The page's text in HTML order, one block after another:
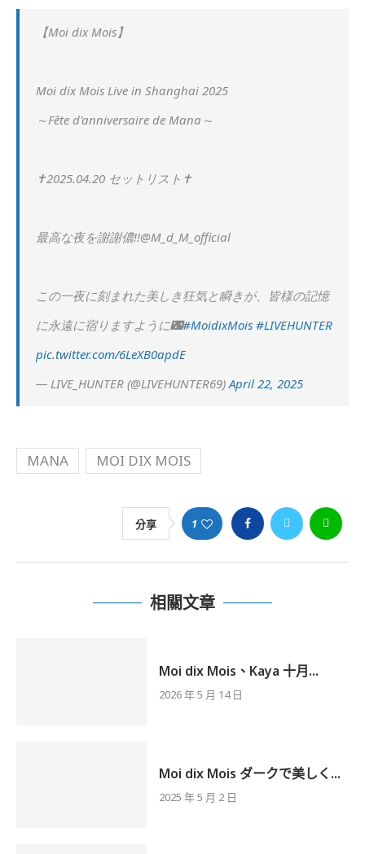
【Moi dix Mois】
Moi dix Mois Live in Shanghai 2025
～Fête d'anniversaire de Mana～
✝2025.04.20 セットリスト✝
最高な夜を謝謝儂!!@M_d_M_official
この一夜に刻まれた美しき狂気と瞬きが、皆様の記憶
に永遠に宿りますように🌃#MoidixMois #LIVEHUNTER
pic.twitter.com/6LeXB0apdE
— LIVE_HUNTER (@LIVEHUNTER69)April 22, 2025
MANA MOI DIX MOIS
分享 1
相關文章
Moi dix Mois、Kaya 十月...
2026 年 5 月 14 日
Moi dix Mois ダークで美しく...
2025 年 5 月 2 日